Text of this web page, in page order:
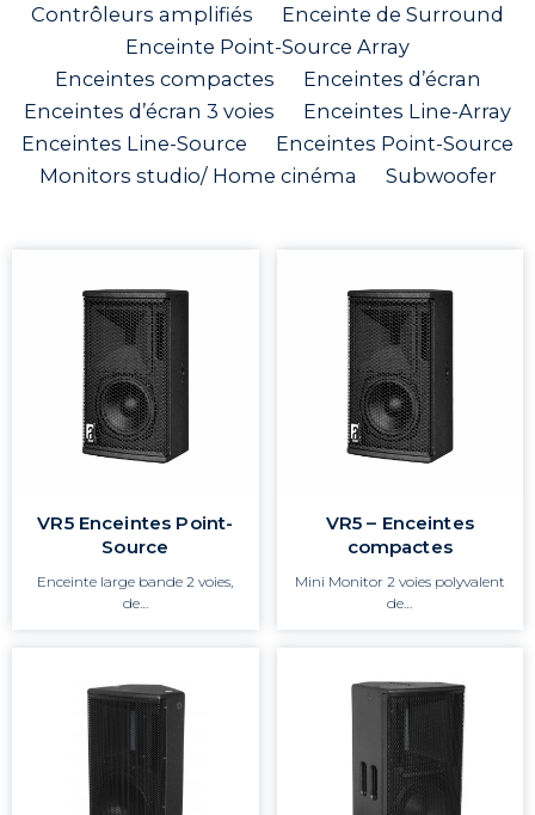
Contrôleurs amplifiés
Enceinte de Surround
Enceinte Point-Source Array
Enceintes compactes
Enceintes d’écran
Enceintes d’écran 3 voies
Enceintes Line-Array
Enceintes Line-Source
Enceintes Point-Source
Monitors studio/ Home cinéma
Subwoofer
VR5 Enceintes Point-
Source
Enceinte large bande 2 voies,
de…
VR5 – Enceintes
compactes
Mini Monitor 2 voies polyvalent
de…